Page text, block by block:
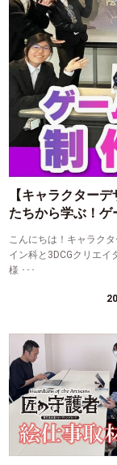
【キャラクター
たちから学ぶ！
こんにちは！キャラク
イン科と3DCGクリエ
様 ･･･